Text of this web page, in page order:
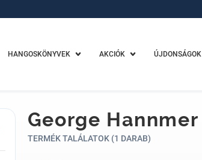
HANGOSKÖNYVEK AKCIÓK ÚJDONSÁGOK
George Hannmer
TERMÉK TALÁLATOK (1 DARAB)